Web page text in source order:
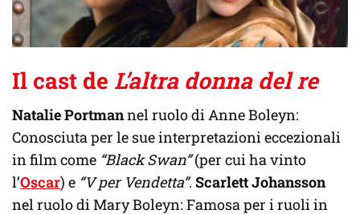
Il cast de L’altra donna del re
Natalie Portmannel ruolo di Anne Boleyn:
Conosciuta per le sue interpretazioni eccezionali
in film come “Black Swan”(per cui ha vinto
l’Oscar) e “V per Vendetta”. Scarlett Johansson
nel ruolo di Mary Boleyn: Famosa per i ruoli in